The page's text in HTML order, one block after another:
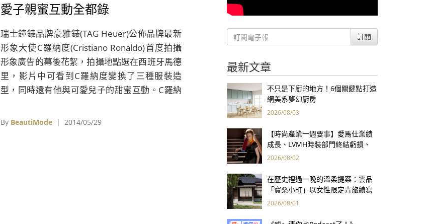
愛子親蜜互動全都錄
瑞士鐘錶品牌豪雅錶(TAG Heuer)公佈品牌最新
形象大使C羅納度(Cristiano Ronaldo)首度拍攝
形象廣告的幕後花絮，拍攝地點選在西班牙馬德
里，影片中可看到C羅納度變換了三種服裝造
型，同時還有他與可愛兒子的甜蜜互動。C羅納
頭贊許說：「我最喜歡這款……它非常漂亮。」
By BeautiMode | 2014/05/29
訂閱
最新文章
不只是下廚的地方！6個關鍵點打造
網美系夢幻廚房
2026/08/03
【時尚產業一週要事】愛馬仕業績
成長、LVMH時裝部門終結虧損、
Kering轉型策略初現成效、Prada
2026/08/02
在歷史裡過一晚的溫柔提案：雲品
「寶桑小町」以女性限定青旅續寫
台東老屋記憶
2026/08/01